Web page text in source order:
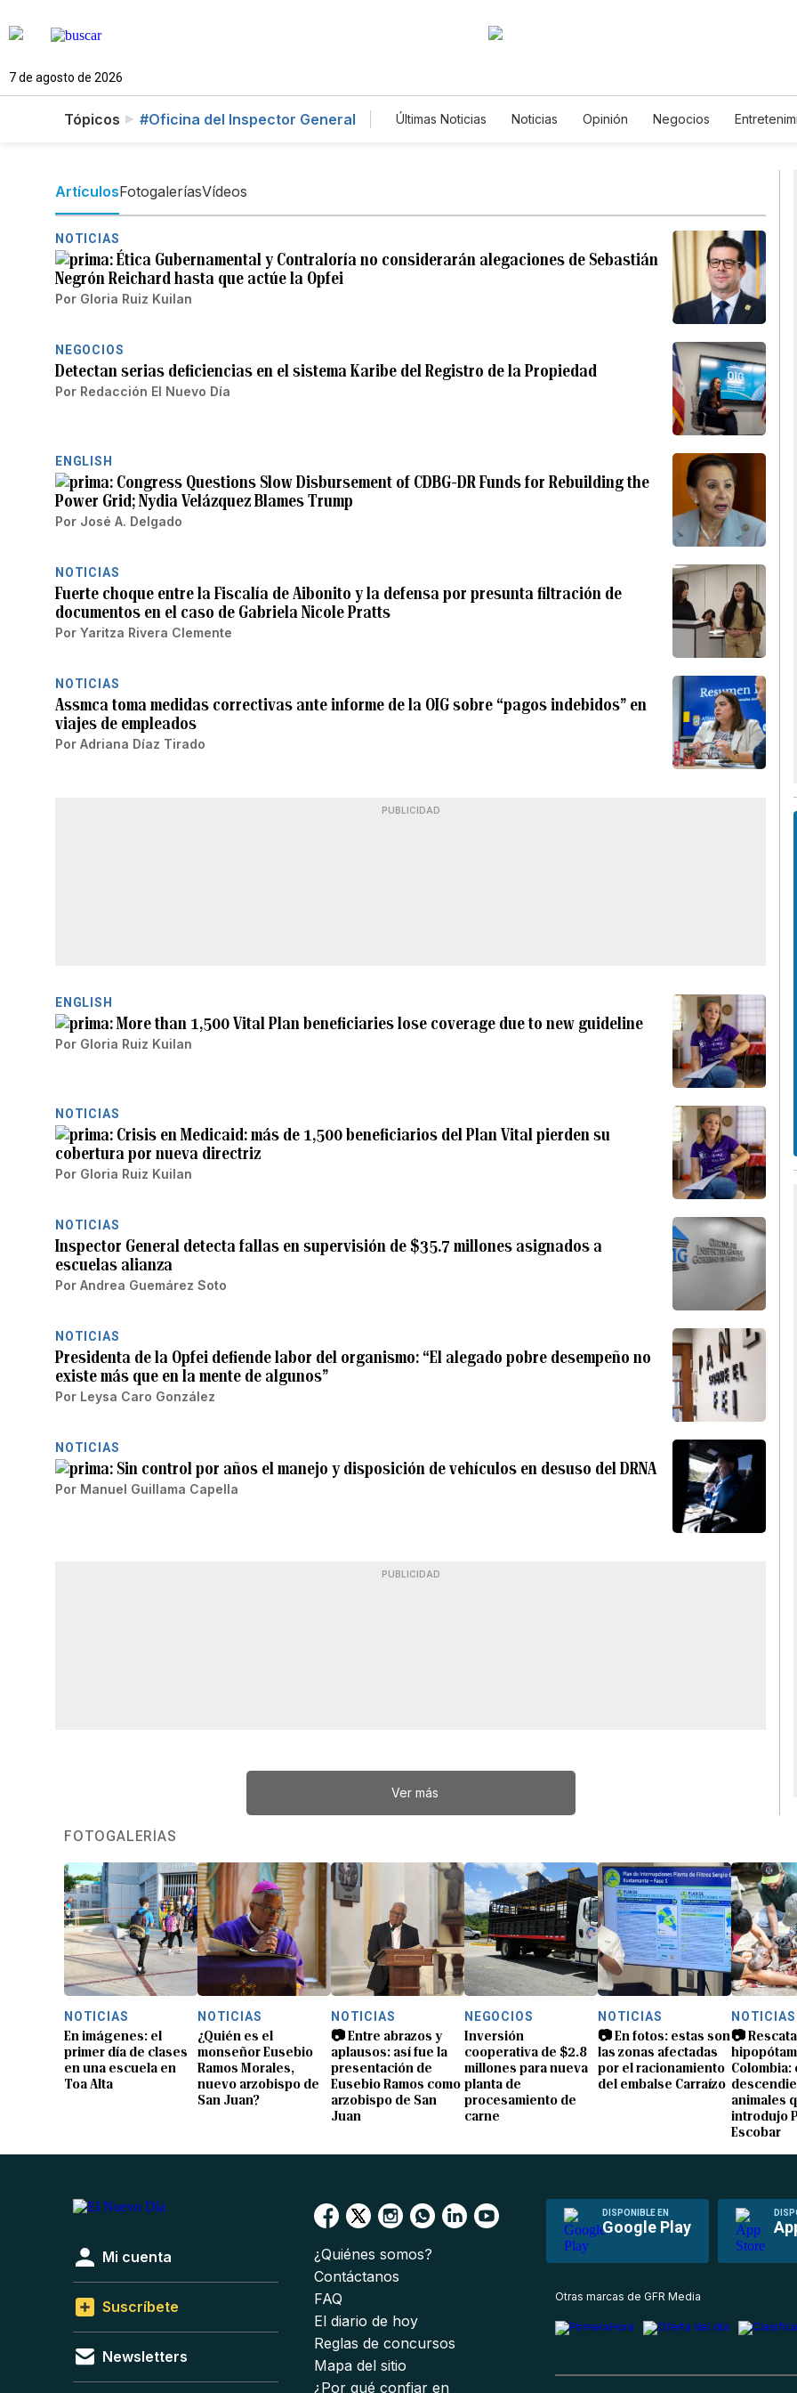
7 de agosto de 2026
Tópicos #Oficina del Inspector General Últimas Noticias Noticias Opinión Negocios
ArtículosFotogaleríasVídeos
NOTICIAS
Ética Gubernamental y Contraloría no considerarán alegaciones de Sebastián
Negrón Reichard hasta que actúe la Opfei
Por Gloria Ruiz Kuilan
NEGOCIOS
Detectan serias deficiencias en el sistema Karibe del Registro de la Propiedad
Por Redacción El Nuevo Día
ENGLISH
Congress Questions Slow Disbursement of CDBG-DR Funds for Rebuilding the
Power Grid; Nydia Velázquez Blames Trump
Por José A. Delgado
NOTICIAS
Fuerte choque entre la Fiscalía de Aibonito y la defensa por presunta filtración de
documentos en el caso de Gabriela Nicole Pratts
Por Yaritza Rivera Clemente
NOTICIAS
Assmca toma medidas correctivas ante informe de la OIG sobre “pagos indebidos” en
viajes de empleados
Por Adriana Díaz Tirado
PUBLICIDAD
ENGLISH
More than 1,500 Vital Plan beneficiaries lose coverage due to new guideline
Por Gloria Ruiz Kuilan
NOTICIAS
Crisis en Medicaid: más de 1,500 beneficiarios del Plan Vital pierden su
cobertura por nueva directriz
Por Gloria Ruiz Kuilan
NOTICIAS
Inspector General detecta fallas en supervisión de $35.7 millones asignados a
escuelas alianza
Por Andrea Guemárez Soto
NOTICIAS
Presidenta de la Opfei defiende labor del organismo: “El alegado pobre desempeño no
existe más que en la mente de algunos”
Por Leysa Caro González
NOTICIAS
Sin control por años el manejo y disposición de vehículos en desuso del DRNA
Por Manuel Guillama Capella
PUBLICIDAD
Ver más
FOTOGALERÍAS
NOTICIAS
En imágenes: el
primer día de clases
en una escuela en
Toa Alta
NOTICIAS
¿Quién es el
monseñor Eusebio
Ramos Morales,
nuevo arzobispo de
San Juan?
NOTICIAS
📷 Entre abrazos y
aplausos: así fue la
presentación de
Eusebio Ramos como
arzobispo de San
Juan
NEGOCIOS
Inversión
cooperativa de $2.8
millones para nueva
planta de
procesamiento de
carne
NOTICIAS
📷 En fotos: estas son
las zonas afectadas
por el racionamiento
del embalse Carraízo
NOTICIAS
📷
Colombia:
animales
introdujo
Escobar
DISPONIBLE EN
Google Play
Mi cuenta
Suscríbete
Newsletters
¿Quiénes somos?
Contáctanos
FAQ
El diario de hoy
Reglas de concursos
Mapa del sitio
¿Por qué confiar en
Otras marcas de GFR Media